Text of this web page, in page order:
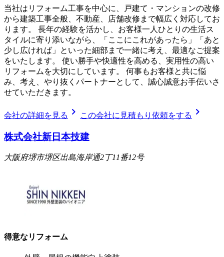
当社はリフォーム工事を中心に、戸建て・マンションの改修
から建築工事全般、不動産、店舗改修まで幅広く対応してお
ります。 長年の経験を活かし、お客様一人ひとりの生活ス
タイルに寄り添いながら、「ここにこれがあったら」「あと
少し広ければ」といった細部まで一緒に考え、最適なご提案
をいたします。 使い勝手や快適性を高める、実用性の高い
リフォームを大切にしています。 何事もお客様と共に悩
み、考え、やり抜くパートナーとして、誠心誠意お手伝いさ
せていただきます。
会社の詳細を見る chevron_right この会社に見積もり依頼をする chevron_right
株式会社新日本技建
大阪府堺市堺区出島海岸通2丁11番12号
得意なリフォーム